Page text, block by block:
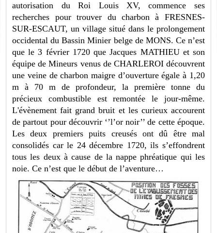
autorisation du Roi Louis XV, commence ses
recherches pour trouver du charbon à FRESNES-
SUR-ESCAUT, un village situé dans le prolongement
occidental du Bassin Minier belge de MONS. Ce n’est
que le 3 février 1720 que Jacques MATHIEU et son
équipe de Mineurs venus de CHARLEROI découvrent
une veine de charbon maigre d’ouverture égale à 1,20
m à 70 m de profondeur, la première tonne du
précieux combustible est remontée le jour-même.
L'évènement fait grand bruit et les curieux accourent
de partout pour découvrir ‘’l’or noir’’ de cette époque.
Les deux premiers puits creusés ont dû être mal
consolidés car le 24 décembre 1720, ils s’effondrent
tous les deux à cause de la nappe phréatique qui les
noie. Ce n’est que le début de l’aventure…